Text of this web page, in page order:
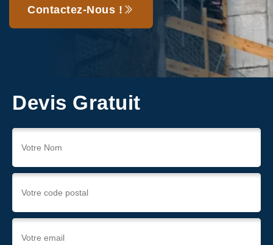
Contactez-Nous !
Devis Gratuit